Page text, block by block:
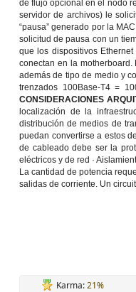
de flujo opcional en el nodo
servidor de archivos) le
“pausa” generado por la
solicitud de pausa con un
que los dispositivos
conectan en la
además de tipo de medio y
trenzados 100Base-T4 =
CONSIDERACIONES
localización de la
distribución de medios de
puedan convertirse a estos
de cableado debe ser la
eléctricos y de red ·
La cantidad de potencia
salidas de corriente. Un
Karma:21%